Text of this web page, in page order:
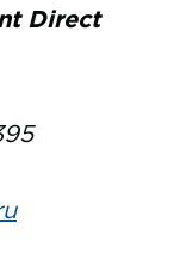
Direct